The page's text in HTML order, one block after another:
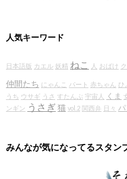
人気キーワード
日本語版 カエル 妖精 ねこ 人 おばけ
仲間たち にゃんこ パート 赤ちゃん ひ
うち ウサギ うさ すたんぷ 宇宙人 くま
ンギン うさぎ 猫 vol.2 関西弁 日々
みんなが気になってるスタン